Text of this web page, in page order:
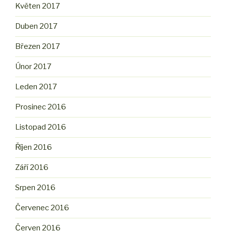
Květen 2017
Duben 2017
Březen 2017
Únor 2017
Leden 2017
Prosinec 2016
Listopad 2016
Říjen 2016
Září 2016
Srpen 2016
Červenec 2016
Červen 2016